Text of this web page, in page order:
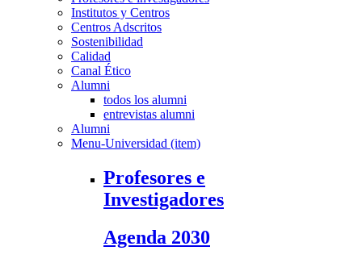
Institutos y Centros
Centros Adscritos
Sostenibilidad
Calidad
Canal Ético
Alumni
todos los alumni
entrevistas alumni
Alumni
Menu-Universidad (item)
Profesores e
Investigadores
Agenda 2030